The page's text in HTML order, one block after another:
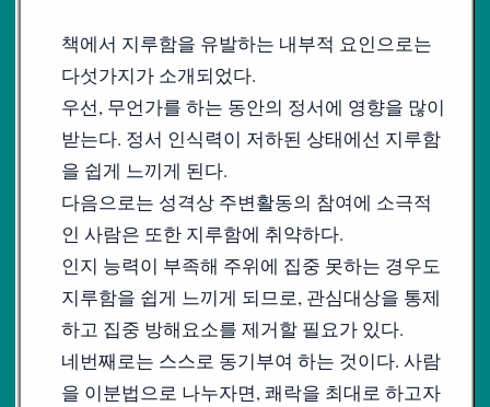
책에서 지루함을 유발하는 내부적 요인으로는
다섯가지가 소개되었다.
우선, 무언가를 하는 동안의 정서에 영향을 많이
받는다. 정서 인식력이 저하된 상태에선 지루함
을 쉽게 느끼게 된다.
다음으로는 성격상 주변활동의 참여에 소극적
인 사람은 또한 지루함에 취약하다.
인지 능력이 부족해 주위에 집중 못하는 경우도
지루함을 쉽게 느끼게 되므로, 관심대상을 통제
하고 집중 방해요소를 제거할 필요가 있다.
네번째로는 스스로 동기부여 하는 것이다. 사람
을 이분법으로 나누자면, 쾌락을 최대로 하고자